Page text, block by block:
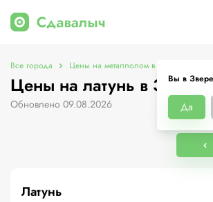
Вы в
Да
Все города Цены на металлолом в Зверево
Цены на латунь в
Обновлено 09.08.2026
Латунь